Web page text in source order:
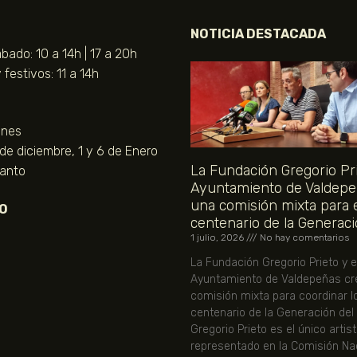
10 a 14h | 17 a 20h
11 a 14h
diciembre, 1 y 6 de Enero
NOTICIA DESTACADA
La Fundación Gregorio
Ayuntamiento de
una comisión mixta para
centenario de la
1 julio, 2026 No hay comentarios
La Fundación Gregorio Prieto y
Ayuntamiento de Valdepeñas
comisión mixta para coordinar
centenario de la Generación del
Gregorio Prieto es el único
representado en la Comisión